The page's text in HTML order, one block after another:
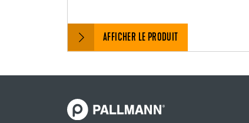
AFFICHER LE PRODUIT